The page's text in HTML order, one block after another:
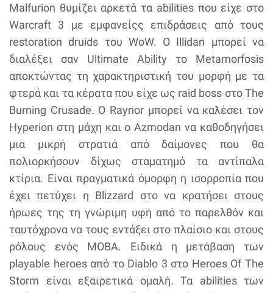
Malfurion θυμίζει αρκετά τα abilities που είχε στο
Warcraft 3 με εμφανείςς επιδράσεις από τους
restoration druids του WoW. Ο Illidan μπορεί να
διαλέξει σαν Ultimate Ability το Metamorfosis
αποκτώντας τη χαρακτηριστική του μορφή με τα
φτερά και τα κέρατα που είχε ως raid boss στο The
Burning Crusade. Ο Raynor μπορεί να καλέσει τον
Hyperion στη μάχη και ο Azmodan να καθοδηγήσει
μια μικρή στρατιά από δαίμονες που θα
πολιορκήσουν δίχως σταματημό τα αντίπαλα
κτίρια. Είναι πραγματικά όμορφη η ισορροπία που
έχει πετύχει η Blizzard στο να κρατήσει στους
ήρωες της τη γνώριμη υφή από το παρελθόν και
ταυτόχρονα να τους εντάξει στο πλαίσιο και στους
ρόλους ενός MOBA. Ειδικά η μετάβαση των
playable heroes από το Diablo 3 στο Heroes Of The
Storm είναι εξαιρετικά ομαλή. Τα abilities των